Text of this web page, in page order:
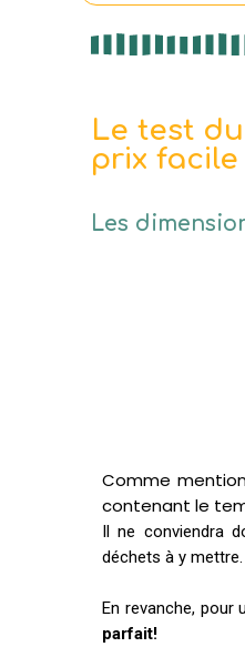
Le test
prix
Les
Comme
contenant le
Il ne conviendra
déchets à y mettre.
En revanche, pour
parfait!